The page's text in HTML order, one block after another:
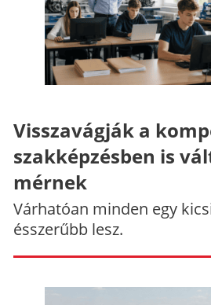
Visszavágják a
szakképzésben is
mérnek
Várhatóan minden egy
ésszerűbb lesz.